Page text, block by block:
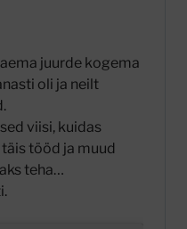
juurde kogema
oli ja neilt
viisi, kuidas
tööd ja muud
teha…